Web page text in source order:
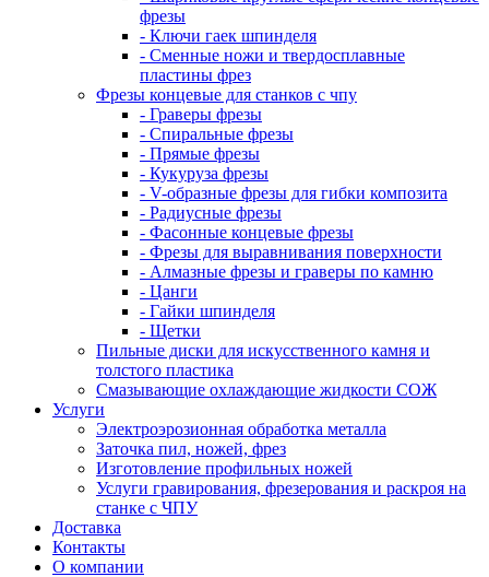
фрезы
- Ключи гаек шпинделя
- Сменные ножи и твердосплавные
пластины фрез
Фрезы концевые для станков с чпу
- Граверы фрезы
- Спиральные фрезы
- Прямые фрезы
- Кукуруза фрезы
- V-образные фрезы для гибки композита
- Радиусные фрезы
- Фасонные концевые фрезы
- Фрезы для выравнивания поверхности
- Алмазные фрезы и граверы по камню
- Цанги
- Гайки шпинделя
- Щетки
Пильные диски для искусственного камня и
толстого пластика
Смазывающие охлаждающие жидкости СОЖ
Услуги
Электроэрозионная обработка металла
Заточка пил, ножей, фрез
Изготовление профильных ножей
Услуги гравирования, фрезерования и раскроя на
станке с ЧПУ
Доставка
Контакты
О компании